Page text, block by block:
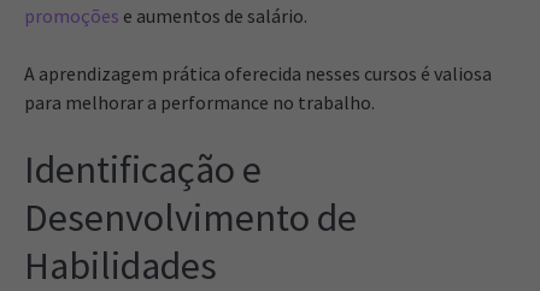
promoções e aumentos de salário.
A aprendizagem prática oferecida nesses cursos é valiosa
para melhorar a performance no trabalho.
Identificação e
Desenvolvimento de
Habilidades